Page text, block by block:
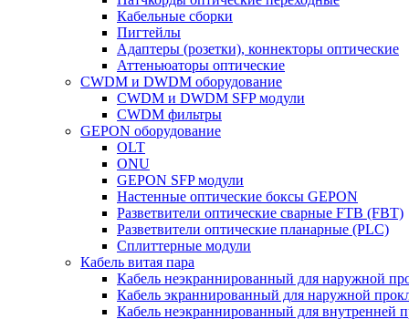
Кабельные сборки
Пигтейлы
Адаптеры (розетки), коннекторы оптические
Аттеньюаторы оптические
CWDM и DWDM оборудование
CWDM и DWDM SFP модули
CWDM фильтры
GEPON оборудование
OLT
ONU
GEPON SFP модули
Настенные оптические боксы GEPON
Разветвители оптические сварные FTB (FBT)
Разветвители оптические планарные (PLC)
Сплиттерные модули
Кабель витая пара
Кабель неэкраннированный для наружной
Кабель экраннированный для наружной
Кабель неэкраннированный для внутренней